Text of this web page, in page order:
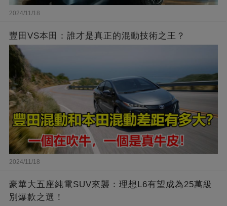
2024/11/18
豐田VS本田：誰才是真正的混動技術之王？
2024/11/18
豪華大五座純電SUV來襲：理想L6有望成為25萬級
別爆款之選！